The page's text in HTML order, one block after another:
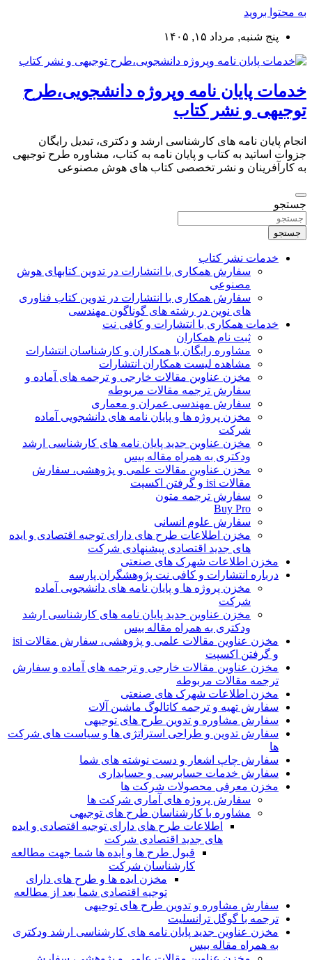
به محتوا بروید
پنج شنبه, مرداد ۱۵, ۱۴۰۵
خدمات پایان نامه وپروژه دانشجویی،طرح
توجیهی و نشر کتاب
انجام پایان نامه های کارشناسی ارشد و دکتری، تبدیل رایگان
جزوات اساتید به کتاب و پایان نامه به کتاب، مشاوره طرح توجیهی
به کارآفرینان و نشر تخصصی کتاب های هوش مصنوعی
جستجو
جستجو
خدمات نشر کتاب
سفارش همکاری با انتشارات در تدوین کتابهای هوش
مصنوعی
سفارش همکاری با انتشارات در تدوین کتاب فناوری
های نوین در رشته های گوناگون مهندسی
خدمات همکاری با انتشارات و کافی نت
ثبت نام همکاران
مشاوره رایگان با همکاران و کارشناسان انتشارات
مشاهده لیست همکاران انتشارات
مخزن عناوین مقالات خارجی و ترجمه های آماده و
سفارش ترجمه مقالات مربوطه
سفارش مهندسی عمران و معماری
مخزن پروژه ها و پایان نامه های دانشجویی آماده
شرکت
مخزن عناوین جدید پایان نامه های کارشناسی ارشد
ودکتری به همراه مقاله بیس
مخزن عناوین مقالات علمی و پژوهشی، سفارش
مقالات isi و گرفتن اکسپت
سفارش ترجمه متون
Buy Pro
سفارش علوم انسانی
مخزن اطلاعات طرح های دارای توجیه اقتصادی و ایده
های جدید اقتصادی پیشنهادی شرکت
مخزن اطلاعات شهرک های صنعتی
درباره انتشارات و کافی نت پژوهشگران پارسه
مخزن پروژه ها و پایان نامه های دانشجویی آماده
شرکت
مخزن عناوین جدید پایان نامه های کارشناسی ارشد
ودکتری به همراه مقاله بیس
مخزن عناوین مقالات علمی و پژوهشی، سفارش مقالات isi
و گرفتن اکسپت
مخزن عناوین مقالات خارجی و ترجمه های آماده و سفارش
ترجمه مقالات مربوطه
مخزن اطلاعات شهرک های صنعتی
سفارش تهیه و ترجمه کاتالوگ ماشین آلات
سفارش مشاوره و تدوین طرح های توجیهی
سفارش تدوین و طراحی استراتژی ها و سیاست های شرکت
ها
سفارش چاپ اشعار و دست نوشته های شما
سفارش خدمات حسابرسی و حسابداری
مخزن معرفی محصولات شرکت ها
سفارش پروژه های آماری شرکت ها
مشاوره با کارشناسان طرح های توجیهی
اطلاعات طرح های دارای توجیه اقتصادی و ایده
های جدید اقتصادی شرکت
قبول طرح ها و ایده ها شما جهت مطالعه
کارشناسان شرکت
مخزن ایده ها و طرح های دارای
توجیه اقتصادی شما بعد از مطالعه
سفارش مشاوره و تدوین طرح های توجیهی
ترجمه با گوگل ترانسلیت
مخزن عناوین جدید پایان نامه های کارشناسی ارشد ودکتری
به همراه مقاله بیس